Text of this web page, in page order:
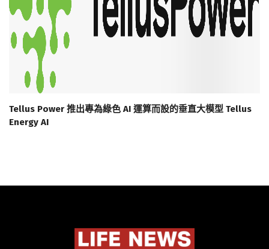
Tellus Power 推出專為綠色 AI 運算而設的垂直大模型 Tellus
Energy AI